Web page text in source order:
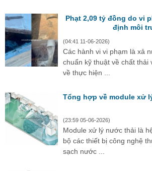
Phạt 2,09 tỷ đồng do vi
định môi
(04:41 11-06-2026)
Các hành vi vi phạm là xả
chuẩn kỹ thuật về chất thải
về thực hiện ...
Tổng hợp về module xử
(23:59 05-06-2026)
Module xử lý nước thải là
bộ các thiết bị công nghệ
sạch nước ...